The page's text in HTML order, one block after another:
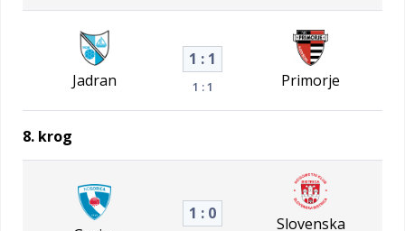
Jadran
1 : 1
1 : 1 Primorje
8. krog
1 : 0
Slovenska